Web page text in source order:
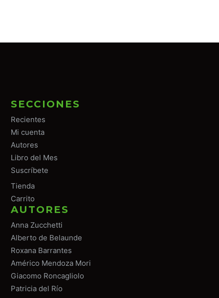
SECCIONES
Recientes
Mi cuenta
Autores
Libro del Mes
Suscríbete
Tienda
Carrito
AUTORES
Anna Zucchetti
Alberto de Belaunde
Roxana Barrantes
Américo Mendoza Mori
Giacomo Roncagliolo
Patricia del Río